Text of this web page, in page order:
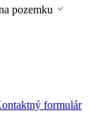
pozemku
formulár